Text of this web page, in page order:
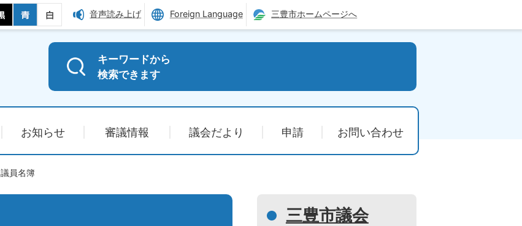
音声読み上げ Foreign Language 三豊市ホームページへ
キーワードから
検索できます
お知らせ 審議情報 議会だより 申請 お問い合わせ
議員名簿
三豊市議会